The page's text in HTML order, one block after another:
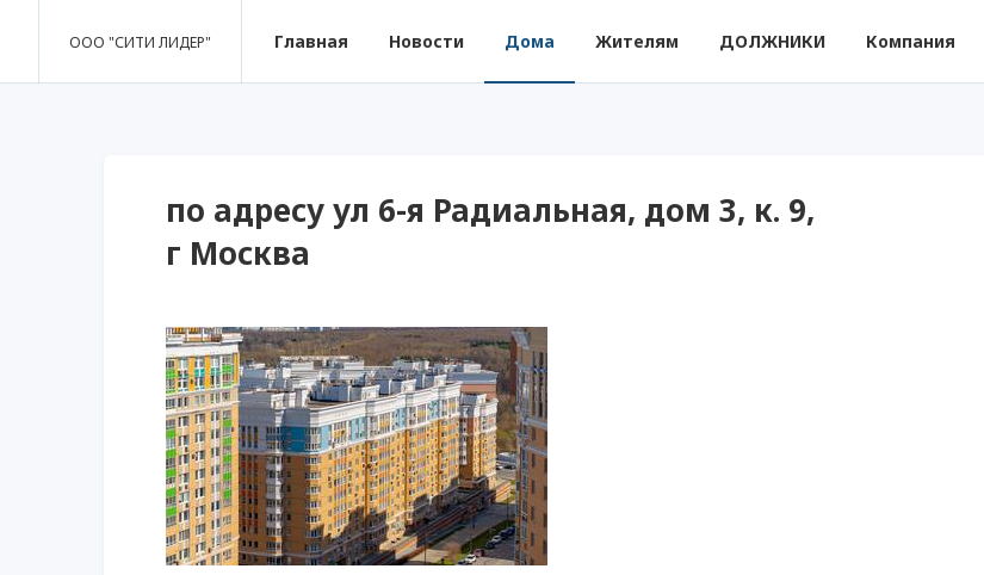
ООО "СИТИ ЛИДЕР" Главная Новости Дома Жителям ДОЛЖНИКИ Компания
по адресу ул 6-я Радиальная, дом 3, к. 9,
г Москва